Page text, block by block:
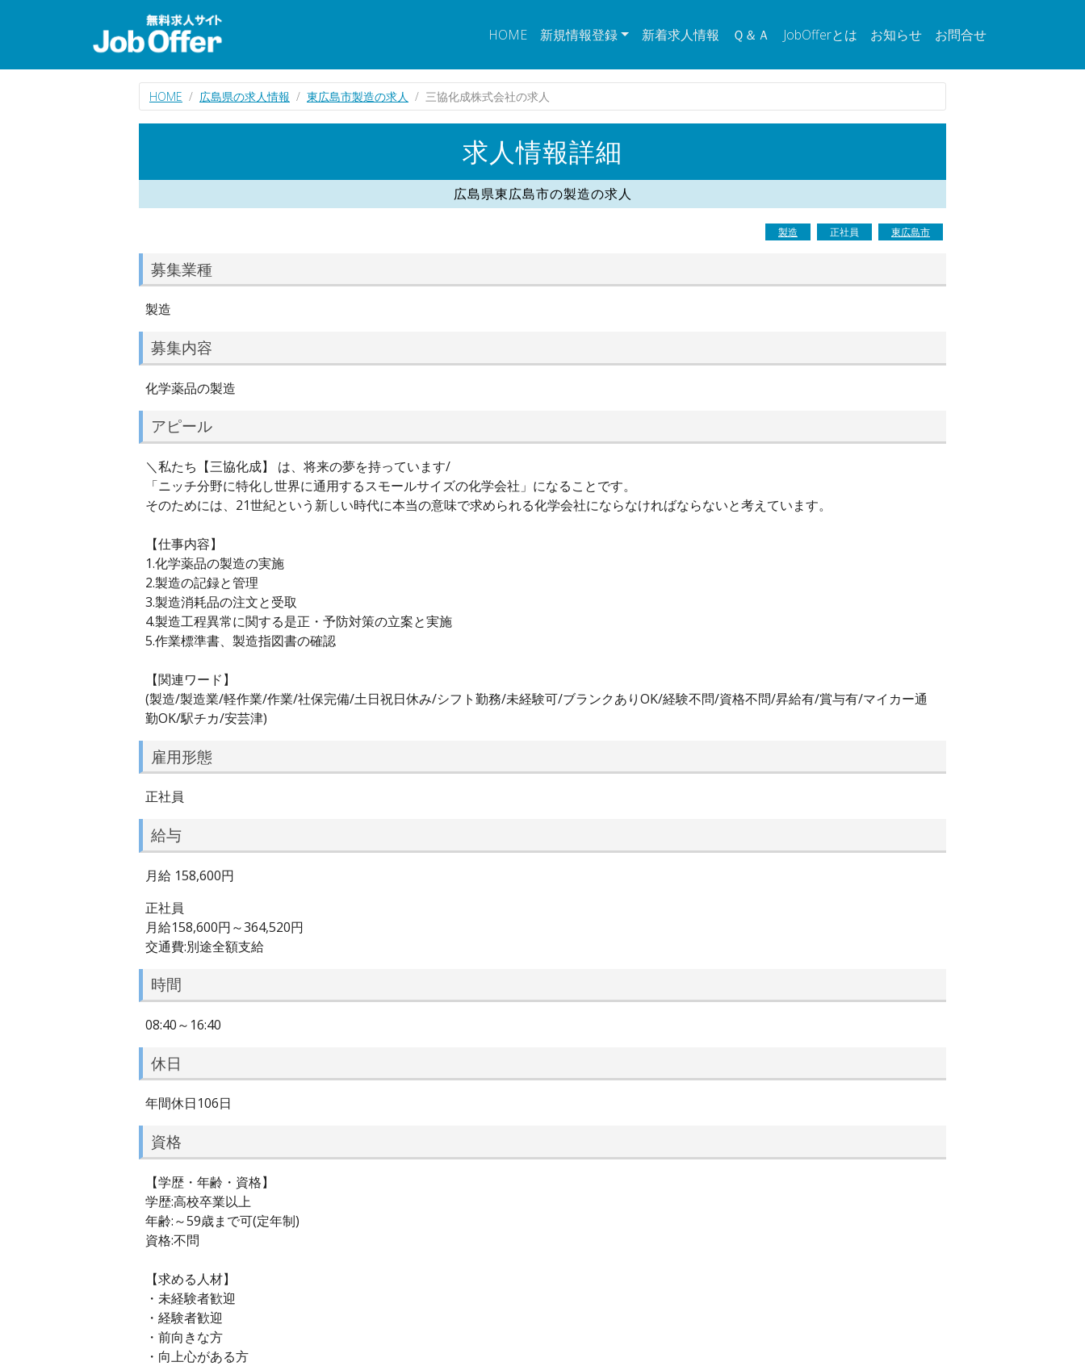
HOME 新規情報登録 新着求人情報 Ｑ＆Ａ JobOfferとは お知らせ お問合せ
HOME 広島県の求人情報 東広島市製造の求人 三協化成株式会社の求人
求人情報詳細
広島県東広島市の製造の求人
製造 正社員 東広島市
募集業種
製造
募集内容
化学薬品の製造
アピール
＼私たち【三協化成】 は、将来の夢を持っています/
「ニッチ分野に特化し世界に通用するスモールサイズの化学会社」になることです。
そのためには、21世紀という新しい時代に本当の意味で求められる化学会社にならなければならないと考えています。
【仕事内容】
1.化学薬品の製造の実施
2.製造の記録と管理
3.製造消耗品の注文と受取
4.製造工程異常に関する是正・予防対策の立案と実施
5.作業標準書、製造指図書の確認
【関連ワード】
(製造/製造業/軽作業/作業/社保完備/土日祝日休み/シフト勤務/未経験可/ブランクありOK/経験不問/資格不問/昇給有/賞与有/マイカー通
勤OK/駅チカ/安芸津)
雇用形態
正社員
給与
月給 158,600円
正社員
月給158,600円～364,520円
交通費:別途全額支給
時間
08:40～16:40
休日
年間休日106日
資格
【学歴・年齢・資格】
学歴:高校卒業以上
年齢:～59歳まで可(定年制)
資格:不問
【求める人材】
・未経験者歓迎
・経験者歓迎
・前向きな方
・向上心がある方